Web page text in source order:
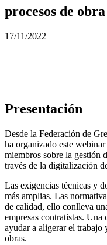
procesos de obra
17/11/2022
Presentación
Desde la Federación de
ha organizado este
miembros sobre la gestión
través de la digitalización
Las exigencias técnicas y
más amplias. Las
de calidad, ello conlleva
empresas contratistas.
ayudar a aligerar el trabajo
obras.